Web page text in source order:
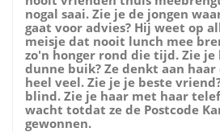
nogal saai. Zie je de jongen
gaat voor advies? Hij weet op
meisje dat nooit lunch mee
zo'n honger rond die tijd. Zie
dunne buik? Ze denkt aan
heel veel. Zie je je beste
blind. Zie je haar met haar
wacht totdat ze de Postcode
gewonnen.